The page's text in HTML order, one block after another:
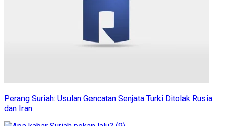
Perang Suriah: Usulan Gencatan Senjata Turki Ditolak Rusia
dan Iran